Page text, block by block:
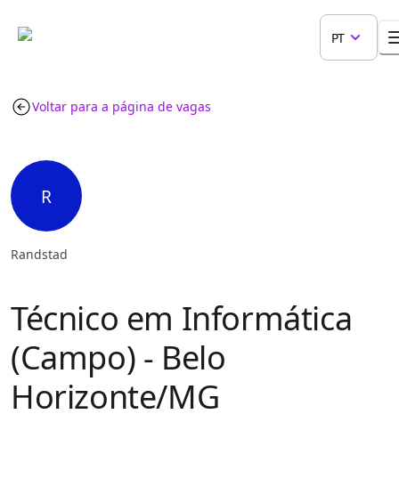
PT
Voltar para a página de vagas
R
Randstad
Técnico em Informática
(Campo) - Belo
Horizonte/MG